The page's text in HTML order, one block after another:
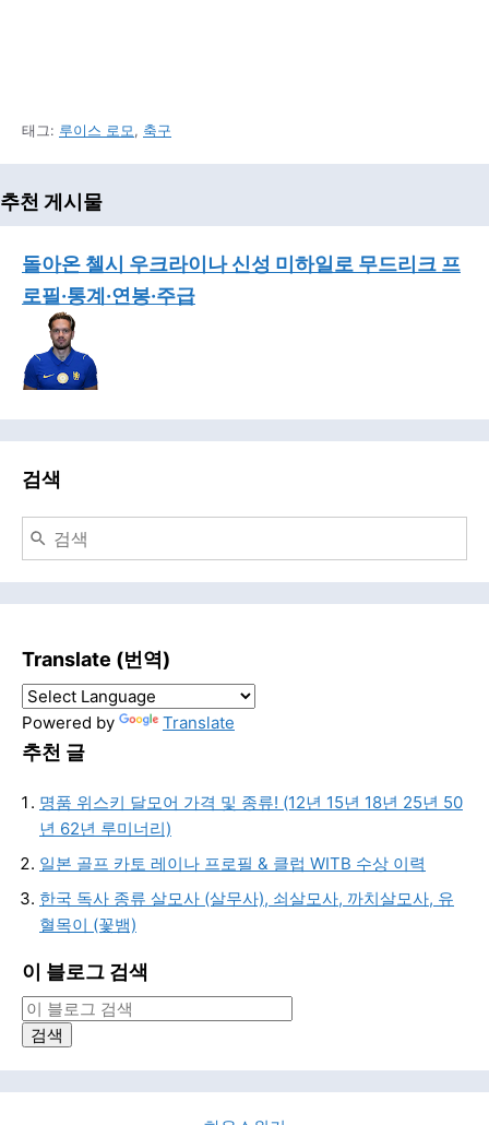
태그: 루이스 로모, 축구
추천 게시물
돌아온 첼시 우크라이나 신성 미하일로 무드리크 프
로필·통계·연봉·주급
검색
Translate (번역)
Powered by Translate
추천 글
명품 위스키 달모어 가격 및 종류! (12년 15년 18년 25년 50
년 62년 루미너리)
일본 골프 카토 레이나 프로필 & 클럽 WITB 수상 이력
한국 독사 종류 살모사 (살무사), 쇠살모사, 까치살모사, 유
혈목이 (꽃뱀)
이 블로그 검색